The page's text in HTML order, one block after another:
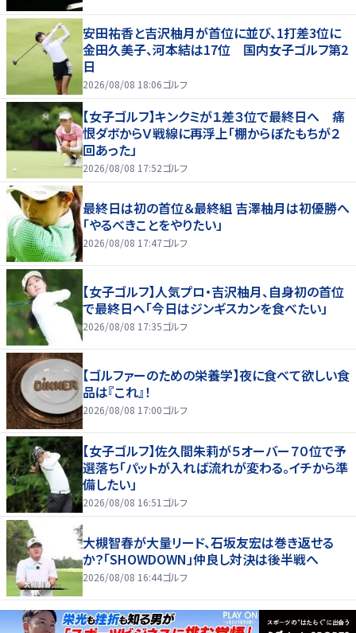
安田祐香と吉沢柚月が首位に並び、1打差3位に
金田久美子、河本結は17位 国内女子ゴルフ第2
日
2026/08/08 18:06ゴルフ
【女子ゴルフ】キンクミが１差３位で最終日へ 痛
恨ダボからＶ戦線に再浮上「棚からぼたもちが２
回あった」
2026/08/08 17:52ゴルフ
最終日は初の首位＆最終組 吉澤柚月は初優勝へ
「やるべきことをやりたい」
2026/08/08 17:47ゴルフ
【女子ゴルフ】人気プロ・吉沢柚月、自身初の首位
で最終日へ「今日はジンギスカンを食べたい」
2026/08/08 17:35ゴルフ
【ゴルファーのための栄養学】夜に食べて欲しい食
品は『これ』！
2026/08/08 17:00ゴルフ
【女子ゴルフ】佐久間朱莉が５オーバー７０位で予
選落ち「パットが入れば流れが変わる。イチから準
備したい」
2026/08/08 16:51 ゴルフ
大槻智春が大量リード、石坂友宏は巻き返せる
か？「SHOWDOWN」仲良し対決は後半戦へ
2026/08/08 16:44ゴルフ